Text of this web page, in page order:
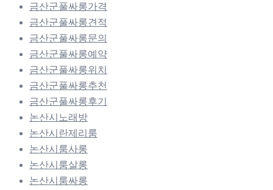
금산군풀싸롱가격
금산군풀싸롱견적
금산군풀싸롱문의
금산군풀싸롱예약
금산군풀싸롱위치
금산군풀싸롱추천
금산군풀싸롱후기
논산시노래방
논산시란제리룸
논산시룸사롱
논산시룸살롱
논산시룸싸롱